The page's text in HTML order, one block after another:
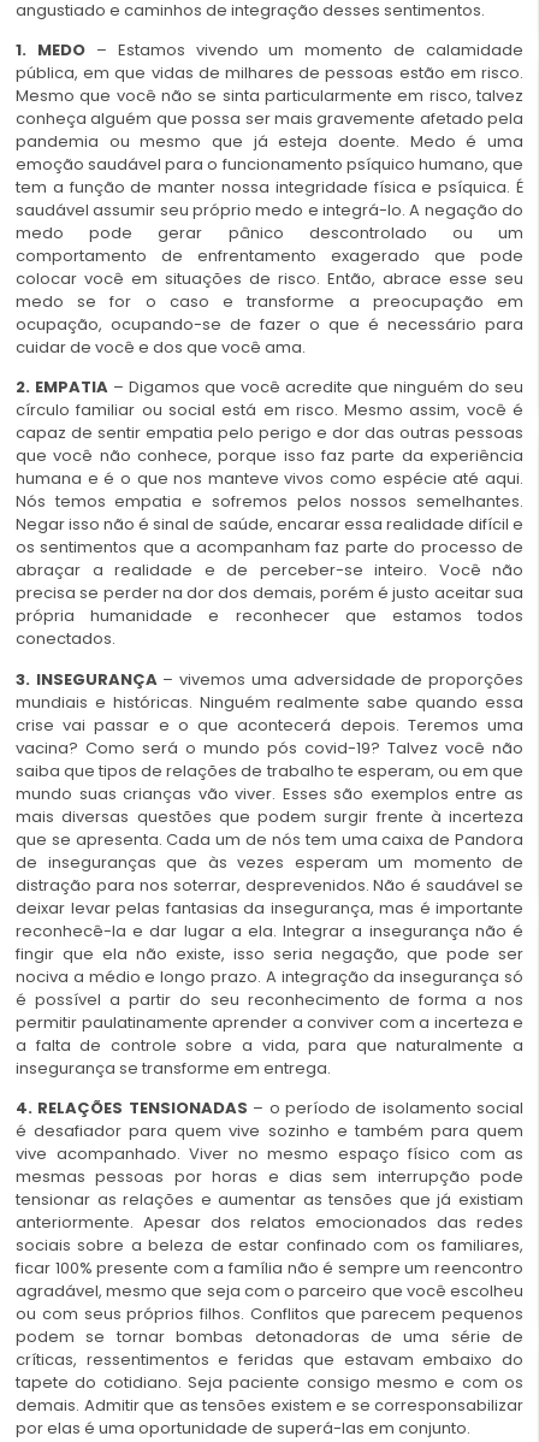
angustiado e caminhos de integração desses sentimentos.
1. MEDO – Estamos vivendo um momento de calamidade
pública, em que vidas de milhares de pessoas estão em risco.
Mesmo que você não se sinta particularmente em risco, talvez
conheça alguém que possa ser mais gravemente afetado pela
pandemia ou mesmo que já esteja doente. Medo é uma
emoção saudável para o funcionamento psíquico humano, que
tem a função de manter nossa integridade física e psíquica. É
saudável assumir seu próprio medo e integrá-lo. A negação do
medo pode gerar pânico descontrolado ou um
comportamento de enfrentamento exagerado que pode
colocar você em situações de risco. Então, abrace esse seu
medo se for o caso e transforme a preocupação em
ocupação, ocupando-se de fazer o que é necessário para
cuidar de você e dos que você ama.
2. EMPATIA – Digamos que você acredite que ninguém do seu
círculo familiar ou social está em risco. Mesmo assim, você é
capaz de sentir empatia pelo perigo e dor das outras pessoas
que você não conhece, porque isso faz parte da experiência
humana e é o que nos manteve vivos como espécie até aqui.
Nós temos empatia e sofremos pelos nossos semelhantes.
Negar isso não é sinal de saúde, encarar essa realidade difícil e
os sentimentos que a acompanham faz parte do processo de
abraçar a realidade e de perceber-se inteiro. Você não
precisa se perder na dor dos demais, porém é justo aceitar sua
própria humanidade e reconhecer que estamos todos
conectados.
3. INSEGURANÇA– vivemos uma adversidade de proporções
mundiais e históricas. Ninguém realmente sabe quando essa
crise vai passar e o que acontecerá depois. Teremos uma
vacina? Como será o mundo pós covid-19? Talvez você não
saiba que tipos de relações de trabalho te esperam, ou em que
mundo suas crianças vão viver. Esses são exemplos entre as
mais diversas questões que podem surgir frente à incerteza
que se apresenta. Cada um de nós tem uma caixa de Pandora
de inseguranças que às vezes esperam um momento de
distração para nos soterrar, desprevenidos. Não é saudável se
deixar levar pelas fantasias da insegurança, mas é importante
reconhecê-la e dar lugar a ela. Integrar a insegurança não é
fingir que ela não existe, isso seria negação, que pode ser
nociva a médio e longo prazo. A integração da insegurança só
é possível a partir do seu reconhecimento de forma a nos
permitir paulatinamente aprender a conviver com a incerteza e
a falta de controle sobre a vida, para que naturalmente a
insegurança se transforme em entrega.
4. RELAÇÕES TENSIONADAS – o período de isolamento social
é desafiador para quem vive sozinho e também para quem
vive acompanhado. Viver no mesmo espaço físico com as
mesmas pessoas por horas e dias sem interrupção pode
tensionar as relações e aumentar as tensões que já existiam
anteriormente. Apesar dos relatos emocionados das redes
sociais sobre a beleza de estar confinado com os familiares,
ficar 100% presente com a família não é sempre um reencontro
agradável, mesmo que seja com o parceiro que você escolheu
ou com seus próprios filhos. Conflitos que parecem pequenos
podem se tornar bombas detonadoras de uma série de
críticas, ressentimentos e feridas que estavam embaixo do
tapete do cotidiano. Seja paciente consigo mesmo e com os
demais. Admitir que as tensões existem e se corresponsabilizar
por elas é uma oportunidade de superá-las em conjunto.